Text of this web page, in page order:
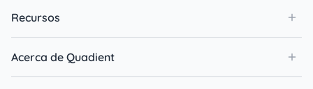
Recursos
Acerca de Quadient